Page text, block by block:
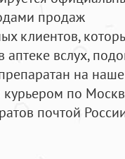
продаж
клиентов,
вслух,
на
по
почтой